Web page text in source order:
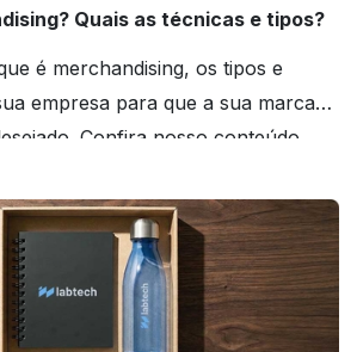
Quais as técnicas e tipos?
é merchandising, os tipos e
empresa para que a sua marca
Confira nosso conteúdo